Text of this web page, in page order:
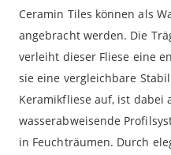
Ceramin Tiles können als
angebracht werden. Die
verleiht dieser Fliese eine
sie eine vergleichbare
Keramikfliese auf, ist dabei
wasserabweisende
in Feuchträumen. Durch